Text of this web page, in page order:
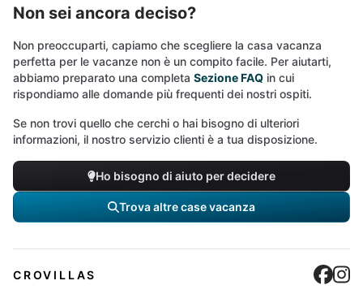
Non sei ancora deciso?
Non preoccuparti, capiamo che scegliere la casa vacanza
perfetta per le vacanze non è un compito facile. Per aiutarti,
abbiamo preparato una completa Sezione FAQ in cui
rispondiamo alle domande più frequenti dei nostri ospiti.
Se non trovi quello che cerchi o hai bisogno di ulteriori
informazioni, il nostro servizio clienti è a tua disposizione.
Ho bisogno di aiuto per decidere
Trova altre case vacanza
CROVILLAS